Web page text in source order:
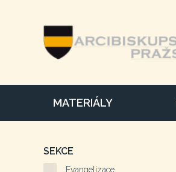
MATERIÁLY
SEKCE
Evangelizace